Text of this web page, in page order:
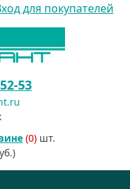
для покупателей
53
(0) шт.